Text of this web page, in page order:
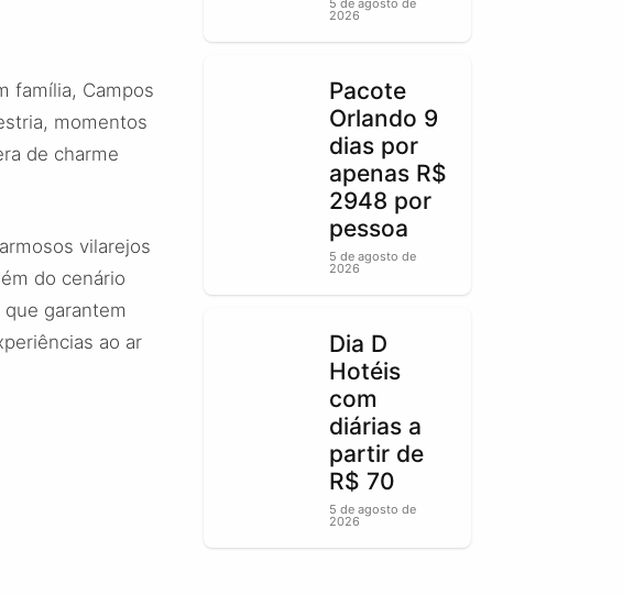
família, Campos
momentos
de charme
vilarejos
do cenário
garantem
ao ar
5 de agosto de
2026
Pacote
Orlando 9
dias por
apenas R$
2948 por
pessoa
5 de agosto de
2026
Dia D
Hotéis
com
diárias a
partir de
R$ 70
5 de agosto de
2026